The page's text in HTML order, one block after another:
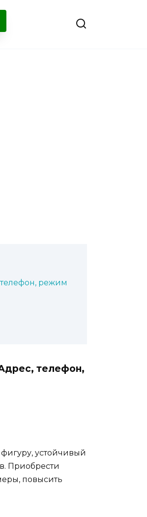
телефон, режим
телефон,
устойчивый
Приобрести
повысить